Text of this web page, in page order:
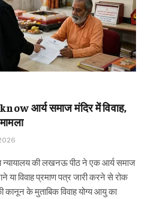
आर्य समाज मंदिर में विवाह,
की लखनऊ पीठ ने एक आर्य समाज
विवाह प्रमाण पत्र जारी करने से रोक
कानून के मुताबिक विवाह योग्य आयु का